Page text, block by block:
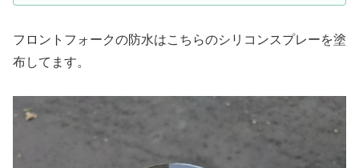
フロントフォークの防水はこちらのシリコンスプレーを塗
布してます。